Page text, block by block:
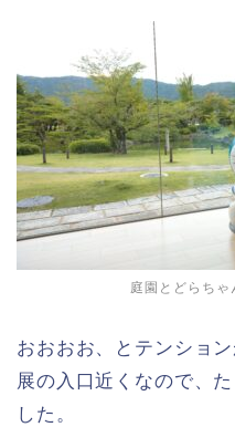
庭園とどらちゃ
おおおお、とテンショ
展の入口近くなので、
した。